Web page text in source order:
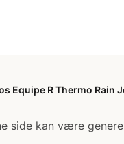
Equipe R Thermo Rain
side kan være